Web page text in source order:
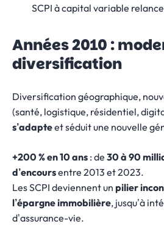
SCPI à capital variable
Années 2010 :
diversification
Diversification géographique,
(santé, logistique, résidentiel,
s’adapteet séduit une nouvelle
+200 % en 10 ans : de 30 à 90
d’encoursentre 2013 et 2023.
Les SCPI deviennent un pilier
l’épargne immobilière, jusqu’à
d’assurance-vie.